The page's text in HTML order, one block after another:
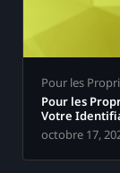
Pour les
Pour les
Votre
octobre 17,